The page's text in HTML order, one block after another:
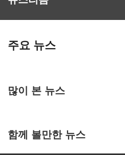
주요 뉴스
많이 본 뉴스
함께 볼만한 뉴스